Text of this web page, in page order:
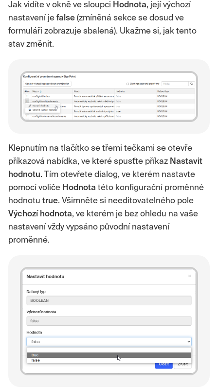
Jak vidíte v okně ve sloupci Hodnota, její výchozí
nastavení je false (zmíněná sekce se dosud ve
formuláři zobrazuje sbalená). Ukažme si, jak tento
stav změnit.
Klepnutím na tlačítko se třemi tečkami se otevře
příkazová nabídka, ve které spusťte příkaz Nastavit
hodnotu. Tím otevřete dialog, ve kterém nastavte
pomocí voliče Hodnota této konfigurační proměnné
hodnotu true. Všimněte si needitovatelného pole
Výchozí hodnota, ve kterém je bez ohledu na vaše
nastavení vždy vypsáno původní nastavení
proměnné.